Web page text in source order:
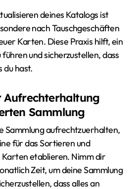
deines Katalogs ist
nach Tauschgeschäften
Karten. Diese Praxis hilft, ein
und sicherzustellen, dass
du hast.
Aufrechterhaltung
Sammlung
Sammlung aufrechtzuerhalten,
für das Sortieren und
etablieren. Nimm dir
Zeit, um deine Sammlung
dass alles an